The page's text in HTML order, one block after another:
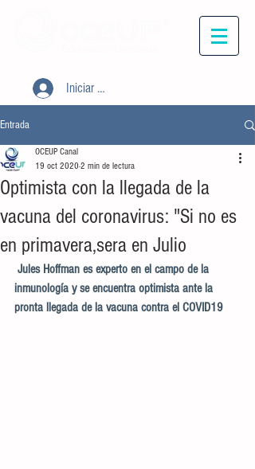
Iniciar sesión
Entrada
Optimista con la llegada de la
vacuna del coronavirus: "Si no es
en primavera,sera en Julio
OCEUP Canal
19 oct 2020 2 min de lectura
Jules Hoffman es experto en el campo de la
inmunología y se encuentra optimista ante la
pronta llegada de la vacuna contra el COVID19